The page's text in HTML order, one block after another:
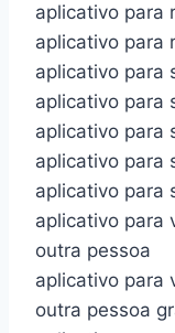
aplicativo para
aplicativo para
aplicativo para
aplicativo para
aplicativo para
aplicativo para
aplicativo para
aplicativo para
outra pessoa
aplicativo para
outra pessoa